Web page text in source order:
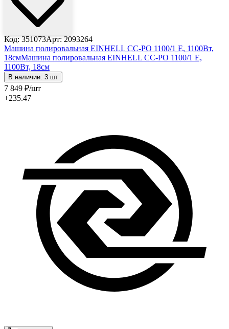
Код: 351073Арт: 2093264
Машина полировальная EINHELL CC-PO 1100/1 E, 1100Вт,
18смМашина полировальная EINHELL CC-PO 1100/1 E,
1100Вт, 18см
В наличии: 3 шт
7 849 ₽/шт
+235.47